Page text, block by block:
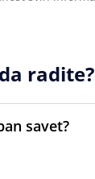
radite?
savet?